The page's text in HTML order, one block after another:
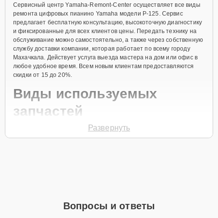
Сервисный центр Yamaha-Remont-Center осуществляет все виды
ремонта цифровых пианино Yamaha модели P-125. Сервис
предлагает бесплатную консультацию, высокоточную диагностику
и фиксированные для всех клиентов цены. Передать технику на
обслуживание можно самостоятельно, а также через собственную
службу доставки компании, которая работает по всему городу
Махачкала. Действует услуга выезда мастера на дом или офис в
любое удобное время. Всем новым клиентам предоставляются
скидки от 15 до 20%.
Виды используемых
запчастей
Для ремонта цифрового пианино модели P-125 предлагаются как
активное использование устройства дольше
Развернуть
Вопросы и ответы